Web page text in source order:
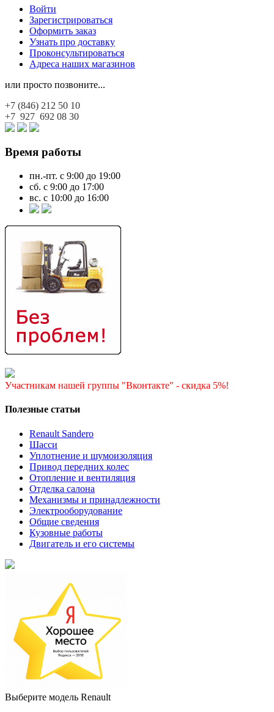
Войти
Зарегистрироваться
Оформить заказ
Узнать про доставку
Проконсультироваться
Адреса наших магазинов
или просто позвоните...
+7 (846) 212 50 10
+7 927 692 08 30
Время работы
пн.-пт. с 9:00 до 19:00
сб. с 9:00 до 17:00
вс. с 10:00 до 16:00
Участникам нашей группы "Вконтакте" - скидка 5%!
Полезные статьи
Renault Sandero
Шасси
Уплотнение и шумоизоляция
Привод передних колес
Отопление и вентиляция
Отделка салона
Механизмы и принадлежности
Электрооборудование
Общие сведения
Кузовные работы
Двигатель и его системы
Выберите модель Renault